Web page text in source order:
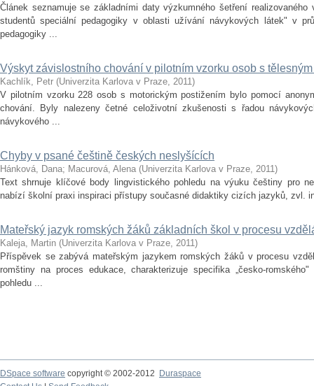
Článek seznamuje se základními daty výzkumného šetření realizovaného
studentů speciální pedagogiky v oblasti užívání návykových látek" v
pedagogiky ...
Výskyt závislostního chování v pilotním vzorku osob s
Kachlík, Petr (Univerzita Karlova v Praze, 2011)
V pilotním vzorku 228 osob s motorickým postižením bylo pomocí
chování. Byly nalezeny četné celoživotní zkušenosti s řadou
návykového ...
Chyby v psané češtině českých neslyšících
Hánková, Dana; Macurová, Alena (Univerzita Karlova v Praze, 2011)
Text shrnuje klíčové body lingvistického pohledu na výuku češtiny pro
nabízí školní praxi inspiraci přístupy současné didaktiky cizích jazyků, zvl.
Mateřský jazyk romských žáků základních škol v procesu
Kaleja, Martin (Univerzita Karlova v Praze, 2011)
Příspěvek se zabývá mateřským jazykem romských žáků v procesu
romštiny na proces edukace, charakterizuje specifika „česko-
pohledu ...
DSpace software copyright © 2002-2012
Duraspace